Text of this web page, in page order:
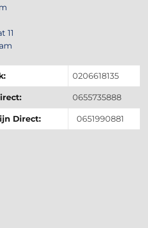
11
0206618135
0655735888
Direct: 0651990881